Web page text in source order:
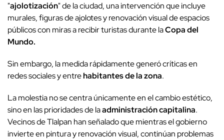
"ajolotización" de la ciudad, una intervención que incluye
murales, figuras de ajolotes y renovación visual de espacios
públicos con miras a recibir turistas durante laCopa del
Mundo.
Sin embargo, la medida rápidamente generó críticas en
redes sociales y entrehabitantes de la zona.
La molestia no se centra únicamente en el cambio estético,
sino en las prioridades de laadministración capitalina.
Vecinos de Tlalpan han señalado que mientras el gobierno
invierte en pintura y renovación visual, continúan problemas